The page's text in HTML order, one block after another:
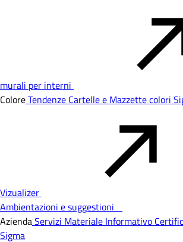
murali per interni
ColoreTendenze Cartelle e Mazzette colori
Vizualizer
Ambientazioni e suggestioni
AziendaServizi Materiale Informativo
Sigma